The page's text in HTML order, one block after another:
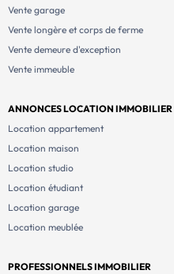
Vente garage
Vente longère et corps de ferme
Vente demeure d'exception
Vente immeuble
ANNONCES LOCATION IMMOBILIER
Location appartement
Location maison
Location studio
Location étudiant
Location garage
Location meublée
PROFESSIONNELS IMMOBILIER